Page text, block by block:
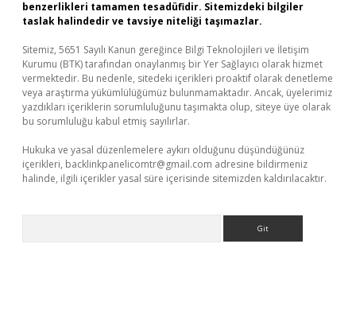
benzerlikleri tamamen tesadüfidir. Sitemizdeki bilgiler
taslak halindedir ve tavsiye niteliği taşımazlar.
Sitemiz, 5651 Sayılı Kanun gereğince Bilgi Teknolojileri ve İletişim
Kurumu (BTK) tarafından onaylanmış bir Yer Sağlayıcı olarak hizmet
vermektedir. Bu nedenle, sitedeki içerikleri proaktif olarak denetleme
veya araştırma yükümlülüğümüz bulunmamaktadır. Ancak, üyelerimiz
yazdıkları içeriklerin sorumluluğunu taşımakta olup, siteye üye olarak
bu sorumluluğu kabul etmiş sayılırlar.
Hukuka ve yasal düzenlemelere aykırı olduğunu düşündüğünüz
içerikleri, backlinkpanelicomtr@gmail.com adresine bildirmeniz
halinde, ilgili içerikler yasal süre içerisinde sitemizden kaldırılacaktır.